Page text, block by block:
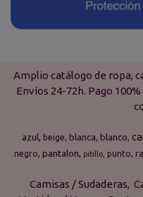
Amplio catálogo de ropa,
Envíos 24-72h. Pago
azul beige blanca blanco
negro pantalon pitillo punto
Camisas / Sudaderas